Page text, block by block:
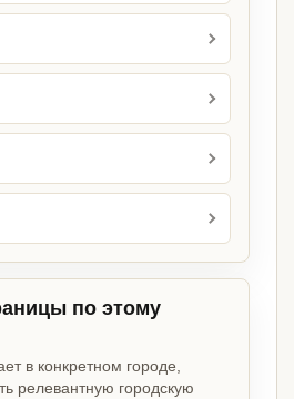
по этому
в конкретном городе,
релевантную городскую